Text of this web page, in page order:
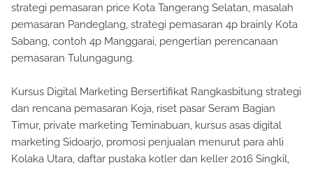
strategi pemasaran price Kota Tangerang Selatan, masalah
pemasaran Pandeglang, strategi pemasaran 4p brainly Kota
Sabang, contoh 4p Manggarai, pengertian perencanaan
pemasaran Tulungagung.
Kursus Digital Marketing Bersertifikat Rangkasbitung strategi
dan rencana pemasaran Koja, riset pasar Seram Bagian
Timur, private marketing Teminabuan, kursus asas digital
marketing Sidoarjo, promosi penjualan menurut para ahli
Kolaka Utara, daftar pustaka kotler dan keller 2016 Singkil,